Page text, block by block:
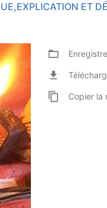
ET
folder_open
file_download
content_copy Copier la